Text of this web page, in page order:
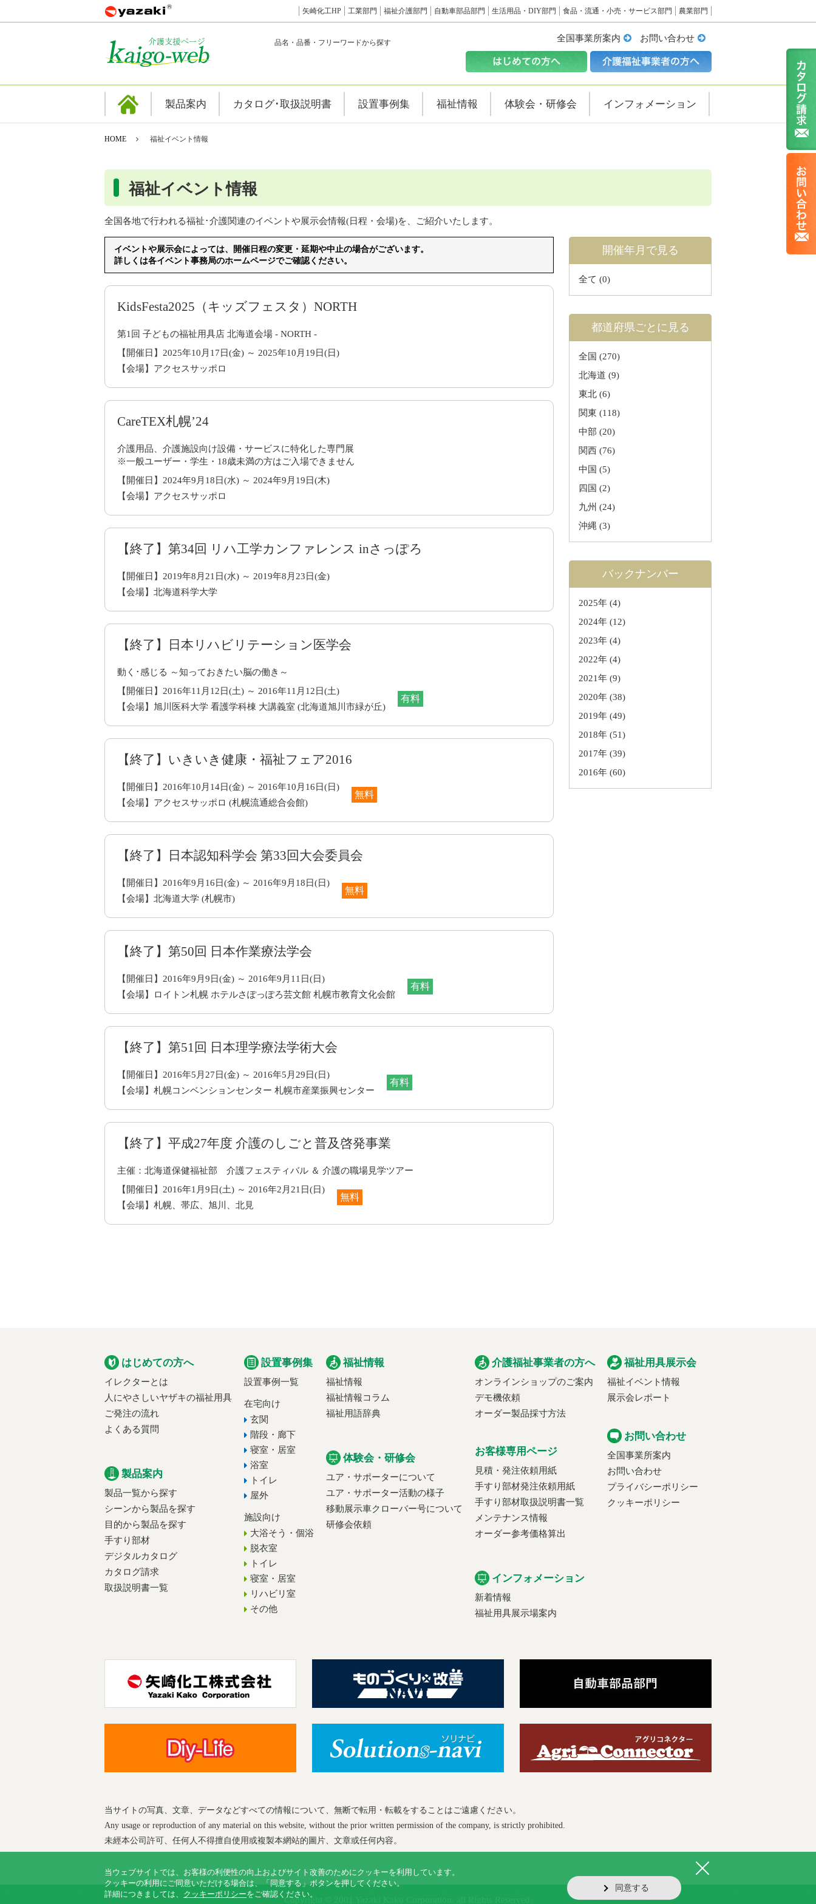
矢崎化工HP 工業部門 福祉介護部門 自動車部品部門 生活用品・DIY部門 食品・流通・小売・サービス部門 農業部門
品名・品番・フリーワードから探す 全国事業所案内 お問い合わせ
製品案内 カタログ･取扱説明書 設置事例集 福祉情報 体験会・研修会 インフォメーション
HOME 福祉イベント情報
福祉イベント情報
全国各地で行われる福祉･介護関連のイベントや展示会情報(日程・会場)を、ご紹介いたします。
イベントや展示会によっては、開催日程の変更・延期や中止の場合がございます。
詳しくは各イベント事務局のホームページでご確認ください。
KidsFesta2025（キッズフェスタ）NORTH
第1回 子どもの福祉用具店 北海道会場 - NORTH -
【開催日】2025年10月17日(金) ～ 2025年10月19日(日)
【会場】アクセスサッポロ
CareTEX札幌’24
介護用品、介護施設向け設備・サービスに特化した専門展
※一般ユーザー・学生・18歳未満の方はご入場できません
【開催日】2024年9月18日(水) ～ 2024年9月19日(木)
【会場】アクセスサッポロ
【終了】第34回 リハ工学カンファレンス inさっぽろ
【開催日】2019年8月21日(水) ～ 2019年8月23日(金)
【会場】北海道科学大学
【終了】日本リハビリテーション医学会
動く･感じる ～知っておきたい脳の働き～
【開催日】2016年11月12日(土) ～ 2016年11月12日(土)
【会場】旭川医科大学 看護学科棟 大講義室 (北海道旭川市緑が丘)
有料
【終了】いきいき健康・福祉フェア2016
【開催日】2016年10月14日(金) ～ 2016年10月16日(日)
【会場】アクセスサッポロ (札幌流通総合会館)
無料
【終了】日本認知科学会 第33回大会委員会
【開催日】2016年9月16日(金) ～ 2016年9月18日(日)
【会場】北海道大学 (札幌市)
無料
【終了】第50回 日本作業療法学会
【開催日】2016年9月9日(金) ～ 2016年9月11日(日)
【会場】ロイトン札幌 ホテルさぽっぽろ芸文館 札幌市教育文化会館
有料
【終了】第51回 日本理学療法学術大会
【開催日】2016年5月27日(金) ～ 2016年5月29日(日)
【会場】札幌コンベンションセンター 札幌市産業振興センター
有料
【終了】平成27年度 介護のしごと普及啓発事業
主催：北海道保健福祉部 介護フェスティバル ＆ 介護の職場見学ツアー
【開催日】2016年1月9日(土) ～ 2016年2月21日(日)
【会場】札幌、帯広、旭川、北見
無料
開催年月で見る
全て (0)
都道府県ごとに見る
全国 (270)
北海道 (9)
東北 (6)
関東 (118)
中部 (20)
関西 (76)
中国 (5)
四国 (2)
九州 (24)
沖縄 (3)
バックナンバー
2025年 (4)
2024年 (12)
2023年 (4)
2022年 (4)
2021年 (9)
2020年 (38)
2019年 (49)
2018年 (51)
2017年 (39)
2016年 (60)
はじめての方へ
イレクターとは
人にやさしいヤザキの福祉用具
ご発注の流れ
よくある質問
製品案内
製品一覧から探す
シーンから製品を探す
目的から製品を探す
手すり部材
デジタルカタログ
カタログ請求
取扱説明書一覧
設置事例集
設置事例一覧
在宅向け
玄関
階段・廊下
寝室・居室
浴室
トイレ
屋外
施設向け
大浴そう・個浴
脱衣室
トイレ
寝室・居室
リハビリ室
その他
福祉情報
福祉情報
福祉情報コラム
福祉用語辞典
体験会・研修会
ユア・サポーターについて
ユア・サポーター活動の様子
移動展示車クローバー号について
研修会依頼
介護福祉事業者の方へ
オンラインショップのご案内
デモ機依頼
オーダー製品採寸方法
お客様専用ページ
見積・発注依頼用紙
手すり部材発注依頼用紙
手すり部材取扱説明書一覧
メンテナンス情報
オーダー参考価格算出
インフォメーション
新着情報
福祉用具展示場案内
福祉用具展示会
福祉イベント情報
展示会レポート
お問い合わせ
全国事業所案内
お問い合わせ
プライバシーポリシー
クッキーポリシー
当サイトの写真、文章、データなどすべての情報について、無断で転用・転載をすることはご遠慮ください。
Any usage or reproduction of any material on this website, without the prior written permission of the company, is strictly prohibited.
未經本公司許可、任何人不得擅自使用或複製本網站的圖片、文章或任何内容。
Copyright © 2001 Yazaki Kako Corporation. all Rights Reserved.
当ウェブサイトでは、お客様の利便性の向上およびサイト改善のためにクッキーを利用しています。
クッキーの利用にご同意いただける場合は、「同意する」ボタンを押してください。
詳細につきましては、 クッキーポリシーをご確認ください。
同意する